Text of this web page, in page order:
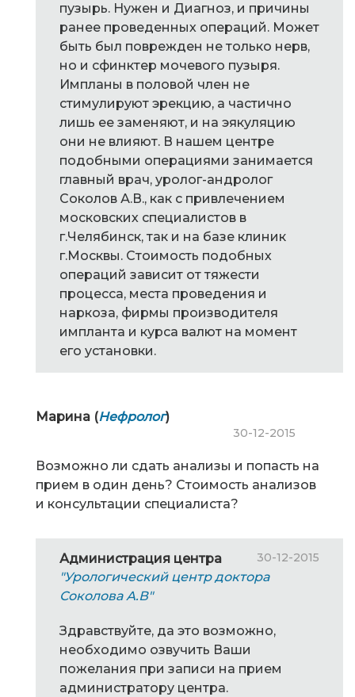
пузырь. Нужен и Диагноз, и причины
ранее проведенных операций. Может
быть был поврежден не только нерв,
но и сфинктер мочевого пузыря.
Импланы в половой член не
стимулируют эрекцию, а частично
лишь ее заменяют, и на эякуляцию
они не влияют. В нашем центре
подобными операциями занимается
главный врач, уролог-андролог
Соколов А.В., как с привлечением
московских специалистов в
г.Челябинск, так и на базе клиник
г.Москвы. Стоимость подобных
операций зависит от тяжести
процесса, места проведения и
наркоза, фирмы производителя
импланта и курса валют на момент
его установки.
Марина (Нефролог)
30-12-2015
Возможно ли сдать анализы и попасть на
прием в один день? Стоимость анализов
и консультации специалиста?
Администрация центра 30-12-2015
"Урологический центр доктора
Соколова А.В"
Здравствуйте, да это возможно,
необходимо озвучить Ваши
пожелания при записи на прием
администратору центра.